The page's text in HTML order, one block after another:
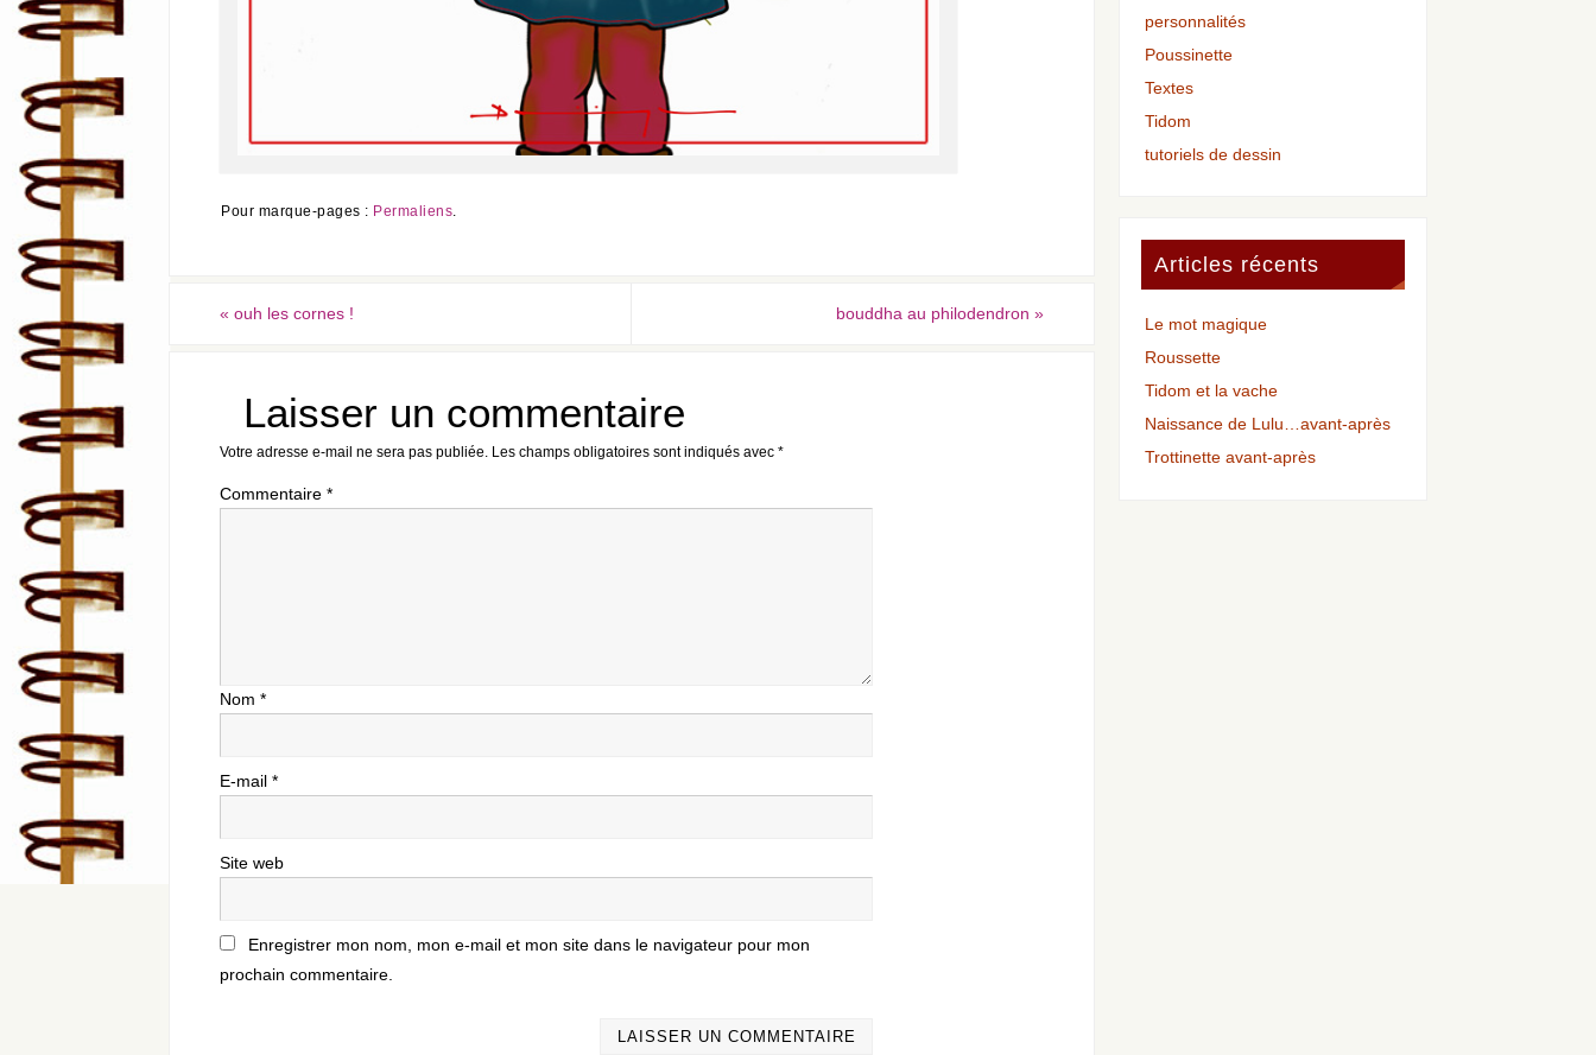
Pour marque-pages : Permaliens.
« ouh les cornes ! bouddha au philodendron »
Laisser un commentaire
Votre adresse e-mail ne sera pas publiée. Les champs obligatoires sont indiqués avec *
Commentaire *
Nom *
E-mail *
Site web
Enregistrer mon nom, mon e-mail et mon site dans le navigateur pour mon
prochain commentaire.
personnalités
Poussinette
Textes
Tidom
tutoriels de dessin
Articles récents
Le mot magique
Roussette
Tidom et la vache
Naissance de Lulu…avant-après
Trottinette avant-après